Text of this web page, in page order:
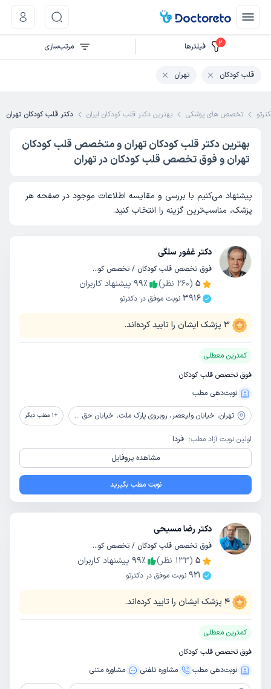
تخصص های پزشکی بهترین دکتر قلب کودکان ایران دکتر قلب کودکان تهران
بهترین دکتر قلب کودکان تهران و متخصص قلب کودکان
تهران و فوق تخصص قلب کودکان در تهران
پیشنهاد می‌کنیم با بررسی و مقایسه اطلاعات موجود در صفحه هر
پزشک، مناسب‌ترین گزینه را انتخاب کنید.
دکتر غفور سلگی
فوق تخصص قلب کودکان / تخصص کودکان و اطفال
5
(
260 نظر) 99٪
پیشنهاد کاربران
3916 نوبت موفق در دکترتو
3 پزشک ایشان را تایید کرده‌اند.
کمترین معطلی
فوق تخصص قلب کودکان
نوبت‌دهی مطب
تهران، خیابان ولیعصر، روبروی پارک ملت، خیابان حق شناس (شناسا)، پلاک 9 +
1 مطب دیگر
اولین نوبت آزاد مطب: فردا
مشاهده پروفایل
نوبت مطب بگیرید
دکتر رضا مسیحی
فوق تخصص قلب کودکان / تخصص کودکان و اطفال
5
(
133 نظر) 99٪
پیشنهاد کاربران
921 نوبت موفق در دکترتو
4 پزشک ایشان را تایید کرده‌اند.
کمترین معطلی
فوق تخصص قلب کودکان
نوبت‌دهی مطب
مشاوره‌ تلفنی مشاوره‌ متنی
2 فیلتر‌ها مرتب‌سازی
قلب کودکان تهران